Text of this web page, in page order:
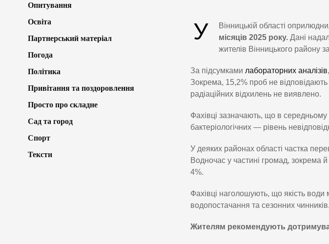
У Вінницькій області
місяців 2025 року. Дані
жителів Вінницького району
За підсумками лабораторних аналізів
Зокрема, 15,2% проб не
радіаційних відхилень не виявлено.
Фахівці зазначають, що в
бактеріологічних — рівень
У деяких районах області частка
Водночас у частині громад, зокрема
4%.
Фахівці наголошують, що якість
водопостачання та сезонних чинників.
Жителям рекомендують
Опитування
Освіта
Партнерський матеріал
Погода
Політика
Привітання та поздоровлення
Просто про складне
Сад та город
Спорт
Тексти